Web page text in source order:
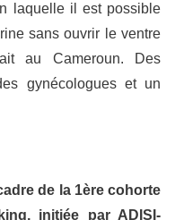
laquelle il est possible
sans ouvrir le ventre
au Cameroun. Des
gynécologues et un
de la 1ère cohorte
initiée par ADISI-